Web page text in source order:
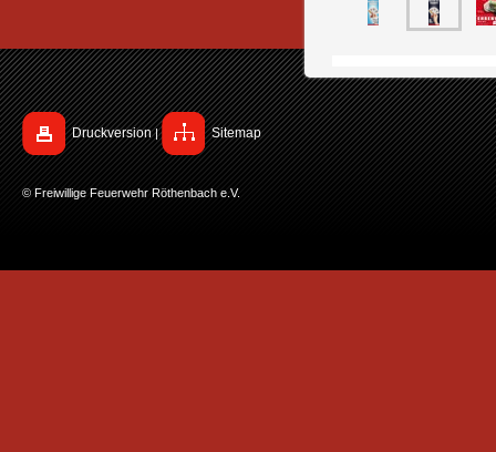
Druckversion | Sitemap
© Freiwillige Feuerwehr Röthenbach e.V.